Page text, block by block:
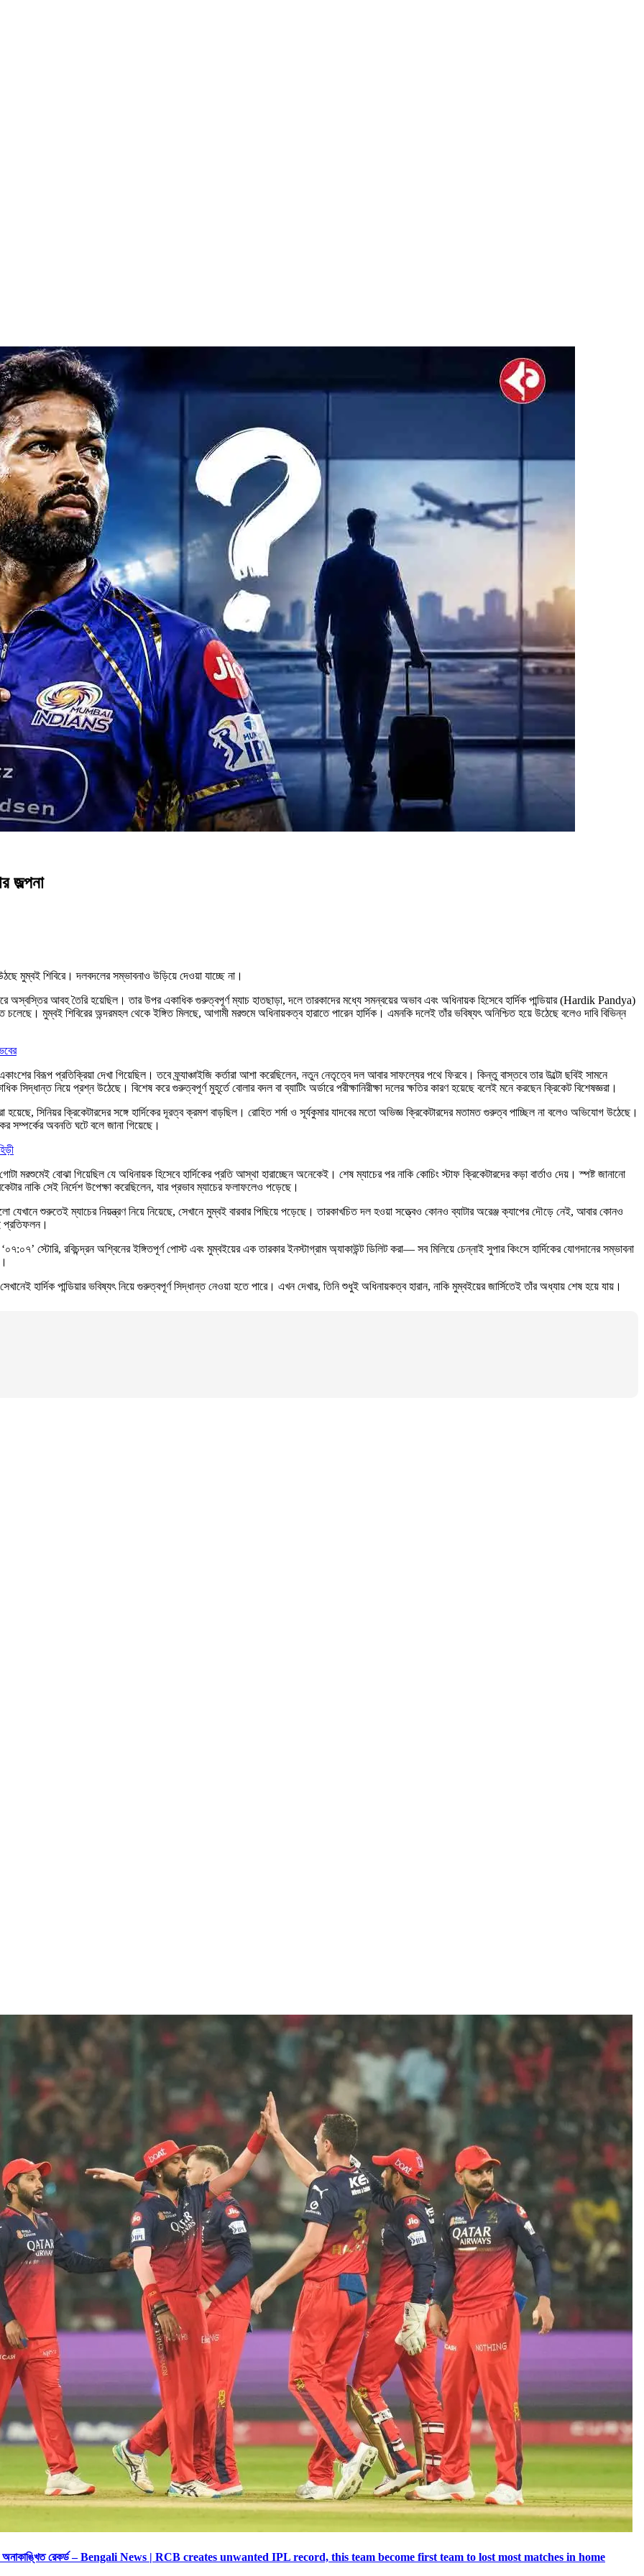
জল্পনা
মুম্বই শিবিরে। দলবদলের সম্ভাবনাও উড়িয়ে দেওয়া যাচ্ছে না।
অস্বস্তির আবহ তৈরি হয়েছিল। তার উপর একাধিক গুরুত্বপূর্ণ ম্যাচ হাতছাড়া, দলে তারকাদের মধ্যে সমন্বয়ের অভাব এবং অধিনায়ক হিসেবে হার্দিক পান্ডিয়ার (Hardik Pandya)
মুম্বই শিবিরের অন্দরমহল থেকে ইঙ্গিত মিলছে, আগামী মরশুমে অধিনায়কত্ব হারাতে পারেন হার্দিক। এমনকি দলেই তাঁর ভবিষ্যৎ অনিশ্চিত হয়ে উঠেছে বলেও দাবি বিভিন্ন
বিরূপ প্রতিক্রিয়া দেখা গিয়েছিল। তবে ফ্র্যাঞ্চাইজি কর্তারা আশা করেছিলেন, নতুন নেতৃত্বে দল আবার সাফল্যের পথে ফিরবে। কিন্তু বাস্তবে তার উল্টো ছবিই সামনে
নিয়ে প্রশ্ন উঠেছে। বিশেষ করে গুরুত্বপূর্ণ মুহূর্তে বোলার বদল বা ব্যাটিং অর্ডারে পরীক্ষানিরীক্ষা দলের ক্ষতির কারণ হয়েছে বলেই মনে করছেন ক্রিকেট বিশেষজ্ঞরা।
হয়েছে, সিনিয়র ক্রিকেটারদের সঙ্গে হার্দিকের দূরত্ব ক্রমশ বাড়ছিল। রোহিত শর্মা ও সূর্যকুমার যাদবের মতো অভিজ্ঞ ক্রিকেটারদের মতামত গুরুত্ব পাচ্ছিল না বলেও অভিযোগ উঠেছে।
সম্পর্কের অবনতি ঘটে বলে জানা গিয়েছে।
মরশুমেই বোঝা গিয়েছিল যে অধিনায়ক হিসেবে হার্দিকের প্রতি আস্থা হারাচ্ছেন অনেকেই। শেষ ম্যাচের পর নাকি কোচিং স্টাফ ক্রিকেটারদের কড়া বার্তাও দেয়। স্পষ্ট জানানো
নাকি সেই নির্দেশ উপেক্ষা করেছিলেন, যার প্রভাব ম্যাচের ফলাফলেও পড়েছে।
শুরুতেই ম্যাচের নিয়ন্ত্রণ নিয়ে নিয়েছে, সেখানে মুম্বই বারবার পিছিয়ে পড়েছে। তারকাখচিত দল হওয়া সত্ত্বেও কোনও ব্যাটার অরেঞ্জ ক্যাপের দৌড়ে নেই, আবার কোনও
প্রতিফলন।
স্টোরি, রবিচন্দ্রন অশ্বিনের ইঙ্গিতপূর্ণ পোস্ট এবং মুম্বইয়ের এক তারকার ইনস্টাগ্রাম অ্যাকাউন্ট ডিলিট করা— সব মিলিয়ে চেন্নাই সুপার কিংসে হার্দিকের যোগদানের সম্ভাবনা
হার্দিক পান্ডিয়ার ভবিষ্যৎ নিয়ে গুরুত্বপূর্ণ সিদ্ধান্ত নেওয়া হতে পারে। এখন দেখার, তিনি শুধুই অধিনায়কত্ব হারান, নাকি মুম্বইয়ের জার্সিতেই তাঁর অধ্যায় শেষ হয়ে যায়।
হিসেবে অনাকাঙ্খিত রেকর্ড – Bengali News | RCB creates unwanted IPL record, this team become first team to lost most matches in home